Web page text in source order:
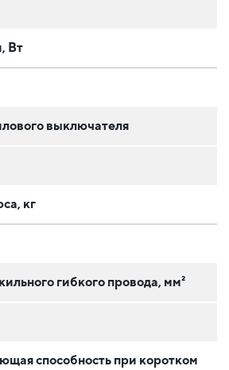
Вт
выключателя
кг
гибкого провода, мм²
способность при коротком